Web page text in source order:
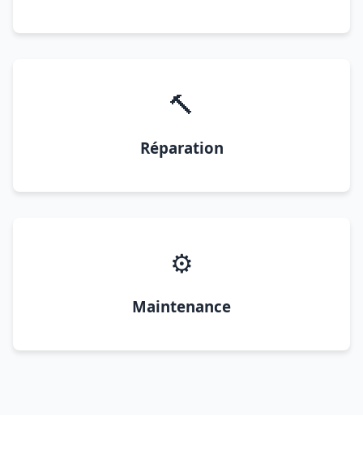
🔨
Réparation
⚙️
Maintenance